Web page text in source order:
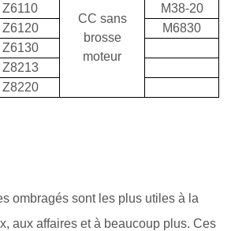
CC sans
brosse
moteur
Z6110
M38-20
Z6120
M6830
Z6130
Z8213
Z8220
ombragés sont les plus utiles à la
aux affaires et à beaucoup plus. Ces